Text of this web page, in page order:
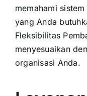
memahami
yang Anda
Fleksibilitas
menyesuaikan
organisasi Anda.